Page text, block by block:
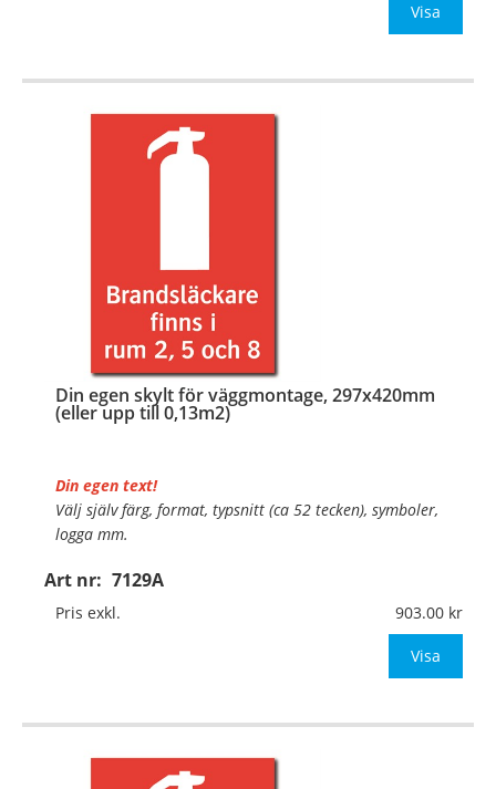
Visa
Din egen skylt för väggmontage, 297x420mm
(eller upp till 0,13m2)
Art nr: 7129A
Din egen text!
Välj själv färg, format, typsnitt (ca 52 tecken), symboler,
logga mm.
Material:Plan aluminium, 0,7mm (väggmontage)
Mått:297x420mm (eller annat mått upp till 0,13m²)
Pris exkl. 903.00
Visa